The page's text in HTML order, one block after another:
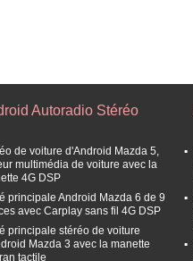
Autoradio Stéréo
de voiture d'Android Mazda 5,
multimédia de voiture avec la
4G DSP
principale Android Mazda 6 de 9
avec Carplay sans fil 4G DSP
principale stéréo de voiture
Mazda 3 avec la manette
tactile